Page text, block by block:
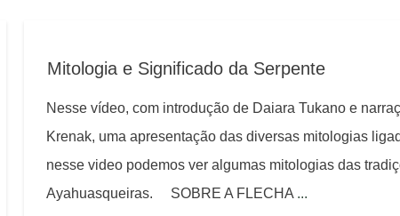
Mitologia e Significado da Serpente
Nesse vídeo, com introdução de Daiara Tukano e
Krenak, uma apresentação das diversas mitologias
nesse video podemos ver algumas mitologias das
Ayahuasqueiras. SOBRE A FLECHA ...